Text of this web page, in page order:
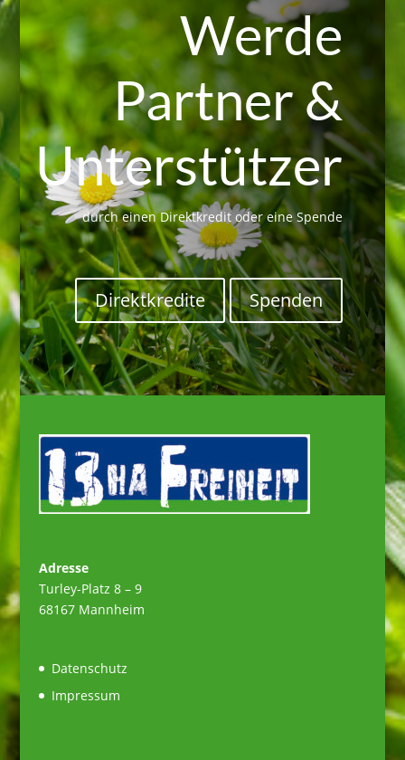
Werde
Partner &
Unterstützer
durch einen Direktkredit oder eine Spende
Direktkredite Spenden
Adresse
Turley-Platz 8 – 9
68167 Mannheim
Datenschutz
Impressum